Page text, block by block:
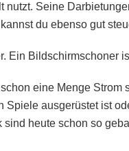
nutzt. Seine
du ebenso gut
Ein Bildschirmschoner
eine Menge
Spiele ausgerüstet ist
heute schon so